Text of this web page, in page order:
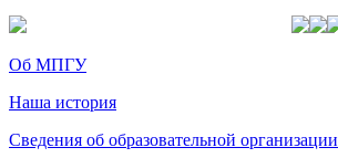
Об МПГУ
Наша история
Сведения об образовательной организации